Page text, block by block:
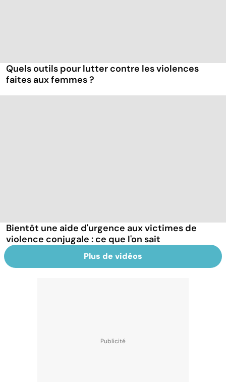
Quels outils pour lutter contre les violences
faites aux femmes ?
Bientôt une aide d'urgence aux victimes de
violence conjugale : ce que l'on sait
Plus de vidéos